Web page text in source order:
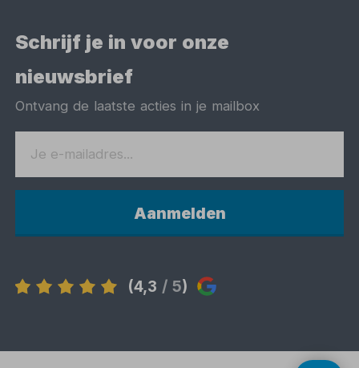
Schrijf je in voor onze
nieuwsbrief
Ontvang de laatste acties in je mailbox
Aanmelden
(4,3 / 5)